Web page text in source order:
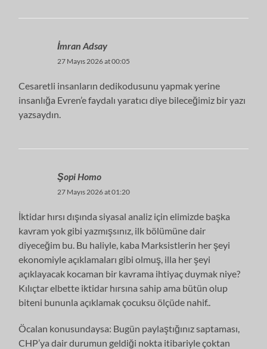
İmran Adsay
27 Mayıs 2026 at 00:05
Cesaretli insanların dedikodusunu yapmak yerine
insanlığa Evren’e faydalı yaratıcı diye bileceğimiz bir yazı
yazsaydın.
Şopi Homo
27 Mayıs 2026 at 01:20
İktidar hırsı dışında siyasal analiz için elimizde başka
kavram yok gibi yazmışsınız, ilk bölümüne dair
diyeceğim bu. Bu haliyle, kaba Marksistlerin her şeyi
ekonomiyle açıklamaları gibi olmuş, illa her şeyi
açıklayacak kocaman bir kavrama ihtiyaç duymak niye?
Kılıçtar elbette iktidar hırsına sahip ama bütün olup
biteni bununla açıklamak çocuksu ölçüde nahif..
Öcalan konusundaysa: Bugün paylaştığınız saptaması,
CHP’ya dair durumun geldiği nokta itibariyle çoktan